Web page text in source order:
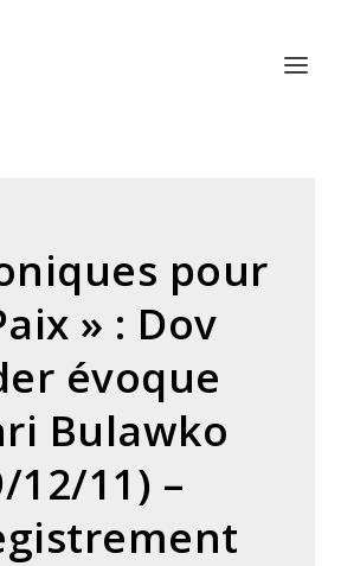
pour
» : Dov
évoque
Bulawko
12/11) –